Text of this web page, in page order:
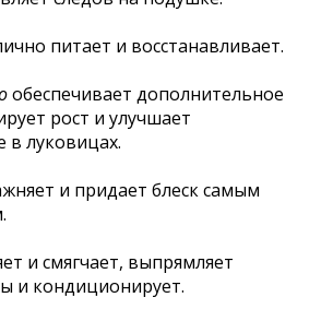
питает и восстанавливает.
обеспечивает дополнительное
рост и улучшает
луковицах.
и придает блеск самым
и смягчает, выпрямляет
и кондиционирует.